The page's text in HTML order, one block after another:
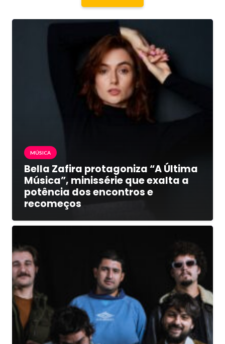
MÚSICA
Bella Zafira protagoniza “A Última
Música”, minissérie que exalta a
potência dos encontros e
recomeços